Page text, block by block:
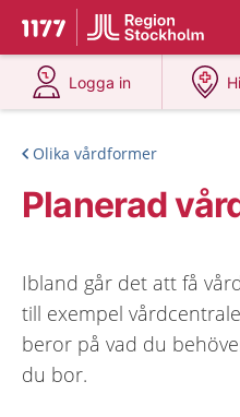
Till startsidan för 1177
Du har valt region
Logga in
på 1177.se
Olika vårdformer
Planerad
Ibland går det att få
till exempel
beror på vad du
du bor.